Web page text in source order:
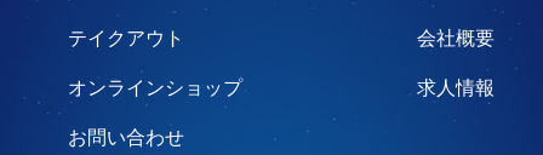
テイクアウト
オンラインショップ
会社概要
求人情報
お問い合わせ